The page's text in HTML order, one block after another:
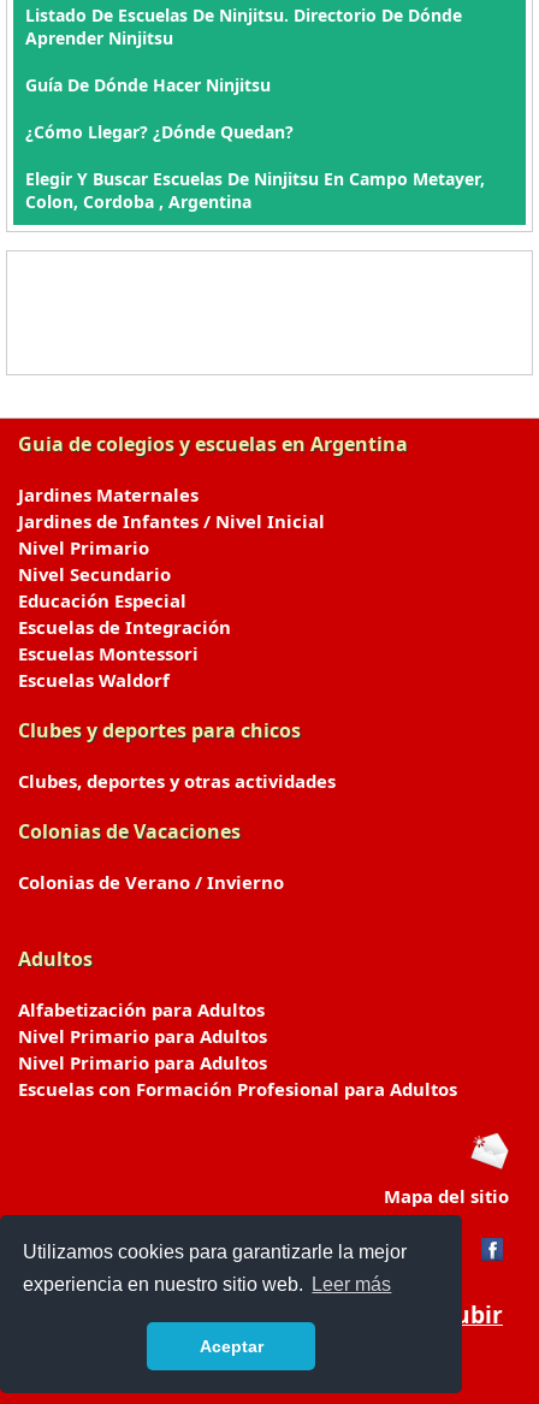
Utilizamos cookies para garantizarle la mejor
experiencia en nuestro sitio web.
Leer más
Aceptar
Listado De Escuelas De Ninjitsu. Directorio De Dónde
Aprender Ninjitsu
Guía De Dónde Hacer Ninjitsu
¿Cómo Llegar? ¿Dónde Quedan?
Elegir Y Buscar Escuelas De Ninjitsu En Campo Metayer,
Colon, Cordoba , Argentina
Guia de colegios y escuelas en Argentina
Jardines Maternales
Jardines de Infantes / Nivel Inicial
Nivel Primario
Nivel Secundario
Educación Especial
Escuelas de Integración
Escuelas Montessori
Escuelas Waldorf
Clubes y deportes para chicos
Clubes, deportes y otras actividades
Colonias de Vacaciones
Colonias de Verano / Invierno
Adultos
Alfabetización para Adultos
Nivel Primario para Adultos
Nivel Primario para Adultos
Escuelas con Formación Profesional para Adultos
Mapa del sitio
Subir